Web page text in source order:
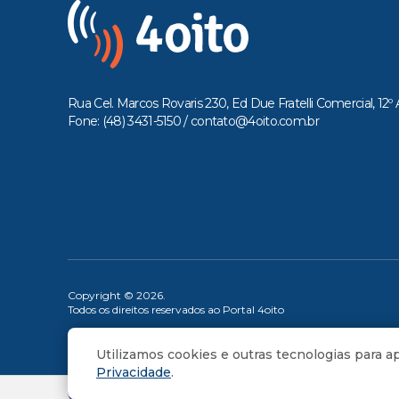
Rua Cel. Marcos Rovaris 230, Ed Due Fratelli Comercial, 12º
Fone: (48) 3431-5150 / contato@4oito.com.br
Copyright © 2026.
Todos os direitos reservados ao Portal 4oito
Utilizamos cookies e outras tecnologias para
Privacidade.